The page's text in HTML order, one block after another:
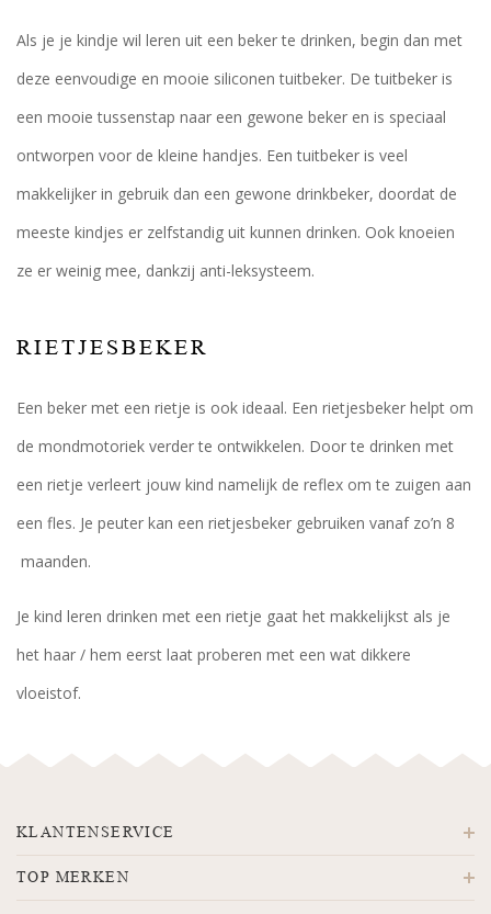
Als je je kindje wil leren uit een beker te drinken, begin dan met
deze eenvoudige en mooie siliconen tuitbeker. De tuitbeker is
een mooie tussenstap naar een gewone beker en is speciaal
ontworpen voor de kleine handjes. Een tuitbeker is veel
makkelijker in gebruik dan een gewone drinkbeker, doordat de
meeste kindjes er zelfstandig uit kunnen drinken. Ook knoeien
ze er weinig mee, dankzij anti-leksysteem.
RIETJESBEKER
Een beker met een rietje is ook ideaal. Een rietjesbeker helpt om
de mondmotoriek verder te ontwikkelen. Door te drinken met
een rietje verleert jouw kind namelijk de reflex om te zuigen aan
een fles. Je peuter kan een rietjesbeker gebruiken vanaf zo’n 8
maanden.
Je kind leren drinken met een rietje gaat het makkelijkst als je
het haar / hem eerst laat proberen met een wat dikkere
vloeistof.
KLANTENSERVICE
TOP MERKEN